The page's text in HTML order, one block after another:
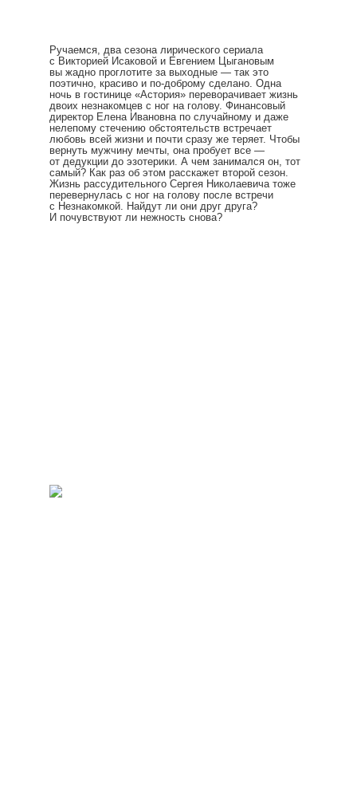
Ручаемся, два сезона лирического сериала
с Викторией Исаковой и Евгением Цыгановым
вы жадно проглотите за выходные — так это
поэтично, красиво и по-доброму сделано. Одна
ночь в гостинице «Астория» переворачивает жизнь
двоих незнакомцев с ног на голову. Финансовый
директор Елена Ивановна по случайному и даже
нелепому стечению обстоятельств встречает
любовь всей жизни и почти сразу же теряет. Чтобы
вернуть мужчину мечты, она пробует все —
от дедукции до эзотерики. А чем занимался он, тот
самый? Как раз об этом расскажет второй сезон.
Жизнь рассудительного Сергея Николаевича тоже
перевернулась с ног на голову после встречи
с Незнакомкой. Найдут ли они друг друга?
И почувствуют ли нежность снова?